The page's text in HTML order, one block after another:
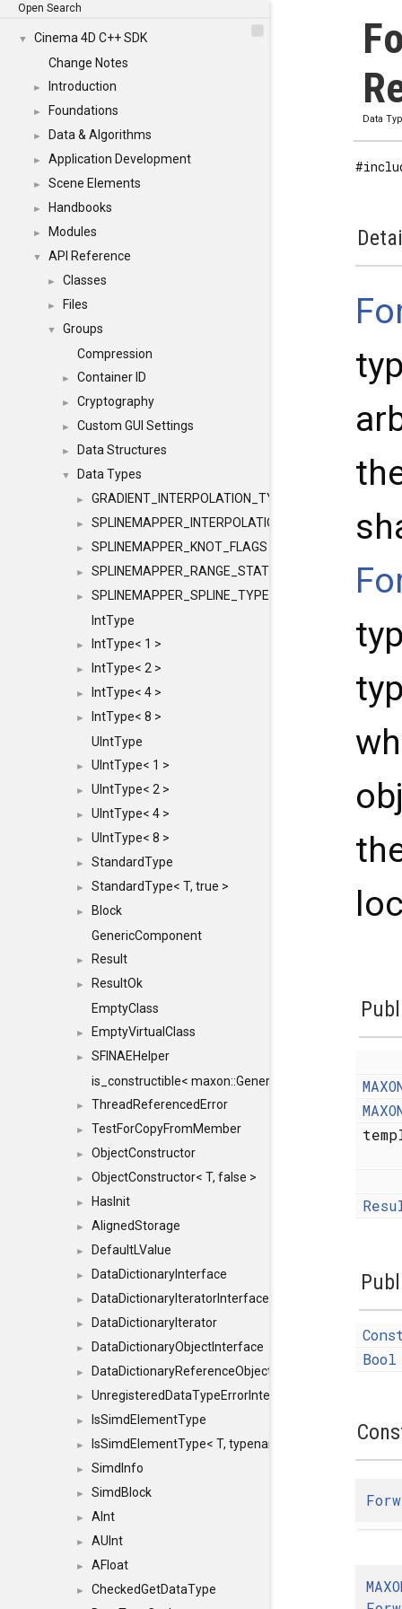
Open Search
▼
Cinema 4D C++ SDK
Change Notes
► Introduction
► Foundations
► Data & Algorithms
► Application Development
► Scene Elements
► Handbooks
► Modules
▼ API Reference
► Classes
► Files
▼
Groups
Compression
► Container ID
► Cryptography
► Custom GUI Settings
► Data Structures
▼ Data Types
► GRADIENT_INTERPOLATION_TYPE
► SPLINEMAPPER_INTERPOLATION_TYPE
► SPLINEMAPPER_KNOT_FLAGS
► SPLINEMAPPER_RANGE_STATE
►
SPLINEMAPPER_SPLINE_TYPE
IntType
► IntType< 1 >
► IntType< 2 >
► IntType< 4 >
►
IntType< 8 >
UIntType
► UIntType< 1 >
► UIntType< 2 >
► UIntType< 4 >
► UIntType< 8 >
► StandardType
► StandardType< T, true >
►
Block
GenericComponent
► Result
►
ResultOk
EmptyClass
► EmptyVirtualClass
►
SFINAEHelper
is_constructible< maxon::Generic, const
► ThreadReferencedError
► TestForCopyFromMember
► ObjectConstructor
► ObjectConstructor< T, false >
► HasInit
► AlignedStorage
► DefaultLValue
► DataDictionaryInterface
► DataDictionaryIteratorInterface
► DataDictionaryIterator
► DataDictionaryObjectInterface
► DataDictionaryReferenceObjectInterface
► UnregisteredDataTypeErrorInterface
► IsSimdElementType
► IsSimdElementType< T, typename SFINAEHelper<
► SimdInfo
► SimdBlock
► AInt
► AUInt
► AFloat
►
CheckedGetDataType
Data
Bool